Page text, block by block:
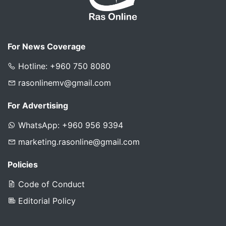
For News Coverage
Hotline: +960 750 8080
rasonlinemv@gmail.com
For Advertising
WhatsApp: +960 956 9394
marketing.rasonline@gmail.com
Policies
Code of Conduct
Editorial Policy